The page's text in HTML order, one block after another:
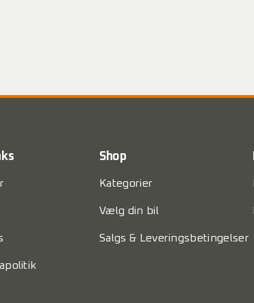
Shop
Kategorier
Vælg din bil
Salgs & Leveringsbetingelser